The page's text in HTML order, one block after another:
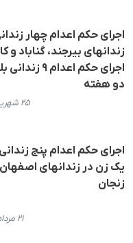
اجرای حکم اعدام چهار
زندانهای بیرجند، گناباد و
اجرای حکم اعدام
دو هفته
۲۵ شهریور ۱۴۰۴، ۲۰:۱۱
اجرای حکم اعدام پنج
یک زن در زندانهای
زنجان
۲۱ مرداد ۱۴۰۴، ۱۳:۰۴